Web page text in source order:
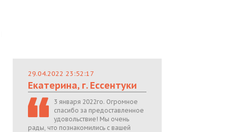
29.04.2022 23:52:17
Екатерина, г. Ессентуки
3 января 2022го. Огромное
спасибо за предоставленное
удовольствие! Мы очень
рады, что познакомились с вашей